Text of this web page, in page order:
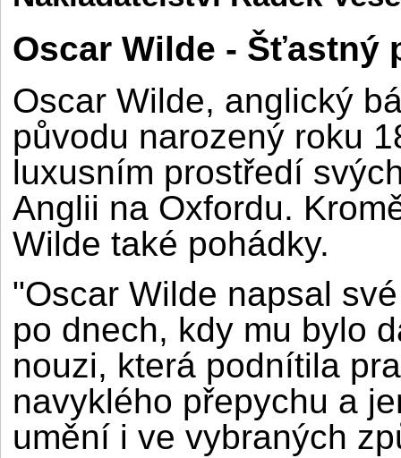
Oscar Wilde - Šťastný
Oscar Wilde, anglický
původu narozený roku
luxusním prostředí
Anglii na Oxfordu.
Wilde také pohádky.
"Oscar Wilde napsal
po dnech, kdy mu bylo
nouzi, která podnítila
navyklého přepychu a
umění i ve vybraných